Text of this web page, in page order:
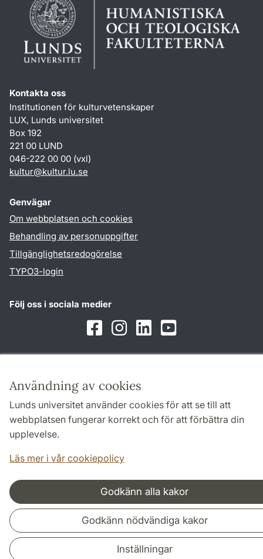
Användning av cookies
Lunds universitet använder cookies för att se till att
webbplatsen fungerar korrekt och för att förbättra din
upplevelse.
Läs mer i vår cookiepolicy
Godkänn alla kakor
Godkänn nödvändiga kakor
Inställningar
Kontakta oss
Institutionen för kulturvetenskaper
LUX, Lunds universitet
Box 192
221 00 LUND
046-222 00 00 (vxl)
kultur@kultur.lu.se
Genvägar
Om webbplatsen och cookies
Behandling av personuppgifter
Tillgänglighetsredogörelse
TYPO3-login
Följ oss i sociala medier
FacebookInstagramLinkedInYoutube
Samarbeten och nätverk